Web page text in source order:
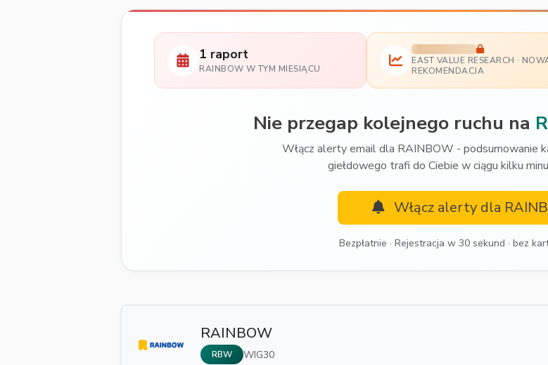
1 raport
RAINBOW W TYM MIESIĄCU
EAST VALUE RESEARCH ·
REKOMENDACJA
Nie przegap kolejnego ruchu na
Włącz alerty email dla RAINBOW - podsumowanie
giełdowego trafi do Ciebie w ciągu kilku
Włącz alerty dla
Bezpłatnie · Rejestracja w 30 sekund · bez
RAINBOW
RBW WIG30